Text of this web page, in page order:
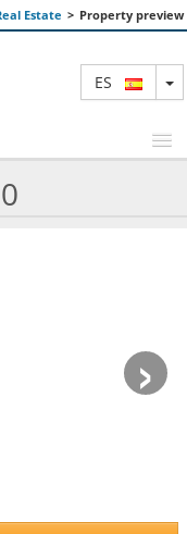
Estate > Property preview
ES
›